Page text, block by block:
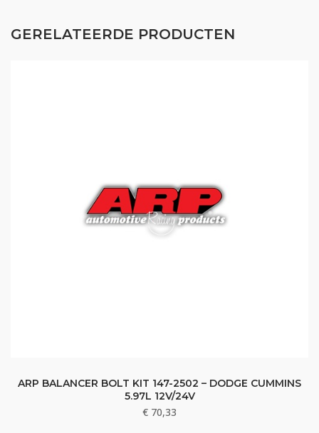
GERELATEERDE PRODUCTEN
ARP BALANCER BOLT KIT 147-2502 – DODGE CUMMINS
5.97L 12V/24V
€ 70,33